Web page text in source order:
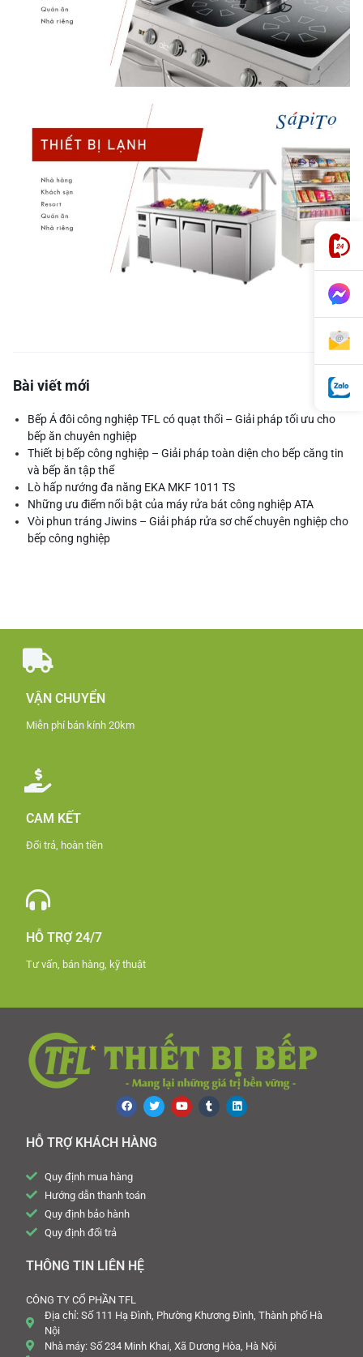
Bài viết mới
Bếp Á đôi công nghiệp TFL có quạt thổi – Giải pháp tối ưu cho
bếp ăn chuyên nghiệp
Thiết bị bếp công nghiệp – Giải pháp toàn diện cho bếp căng tin
và bếp ăn tập thể
Lò hấp nướng đa năng EKA MKF 1011 TS
Những ưu điểm nổi bật của máy rửa bát công nghiệp ATA
Vòi phun tráng Jiwins – Giải pháp rửa sơ chế chuyên nghiệp cho
bếp công nghiệp
VẬN CHUYỂN
Miễn phí bán kính 20km
CAM KẾT
Đổi trả, hoàn tiền
HỖ TRỢ 24/7
Tư vấn, bán hàng, kỹ thuật
HỖ TRỢ KHÁCH HÀNG
Quy định mua hàng
Hướng dẫn thanh toán
Quy định bảo hành
Quy định đổi trả
THÔNG TIN LIÊN HỆ
CÔNG TY CỔ PHẦN TFL
Địa chỉ: Số 111 Hạ Đình, Phường Khương Đình, Thành phố Hà
Nội
Nhà máy: Số 234 Minh Khai, Xã Dương Hòa, Hà Nội